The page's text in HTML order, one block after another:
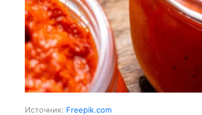
Источник: Freepik.com